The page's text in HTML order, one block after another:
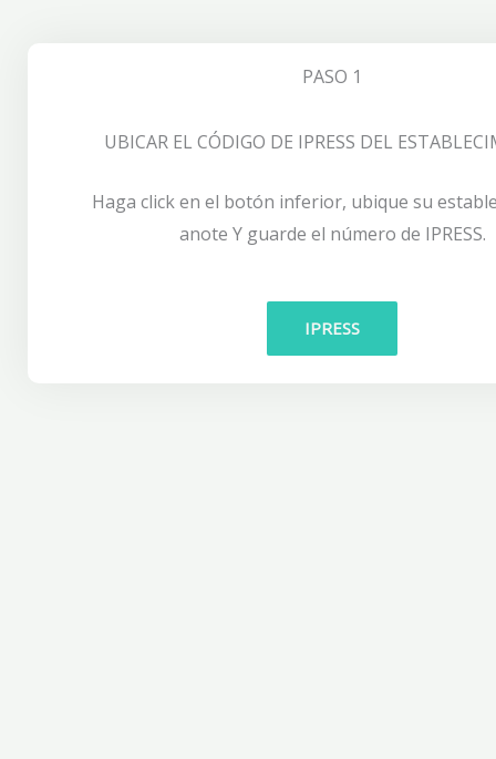
PASO 1
UBICAR EL CÓDIGO DE IPRESS DEL
Haga click en el botón inferior, ubique su
anote Y guarde el número de IPRESS.
IPRESS